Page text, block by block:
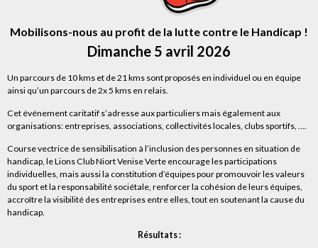
Mobilisons-nous au profit de la lutte contre le Handicap !
Dimanche 5 avril 2026
Un parcours de 10 kms et de 21 kms sont proposés en individuel ou en équipe
ainsi qu’un parcours de 2x 5 kms en relais.
Cet événement caritatif s’adresse aux particuliers mais également aux
organisations: entreprises, associations, collectivités locales, clubs sportifs, ….
Course vectrice de sensibilisation à l’inclusion des personnes en situation de
handicap, le Lions Club Niort Venise Verte encourage les participations
individuelles, mais aussi la constitution d’équipes pour promouvoir les valeurs
du sport et la responsabilité sociétale, renforcer la cohésion de leurs équipes,
accroître la visibilité des entreprises entre elles, tout en soutenant la cause du
handicap.
Résultats :